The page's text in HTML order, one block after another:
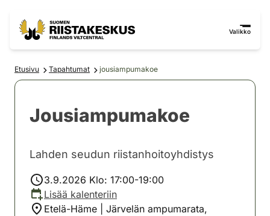
Valikko
Etusivu Tapahtumat jousiampumakoe
Jousiampumakoe
Lahden seudun riistanhoitoyhdistys
3.9.2026 Klo: 17:00-19:00
Lisää kalenteriin
Etelä-Häme | Järvelän ampumarata,